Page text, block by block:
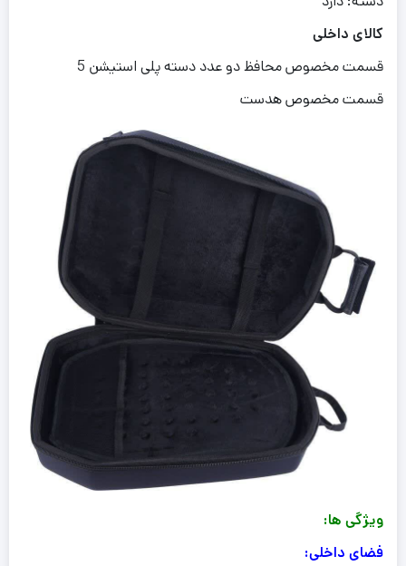
کالای داخلی
قسمت مخصوص محافظ دو عدد دسته پلی استیشن 5
قسمت مخصوص هدست
ویژگی ها:
فضای داخلی: